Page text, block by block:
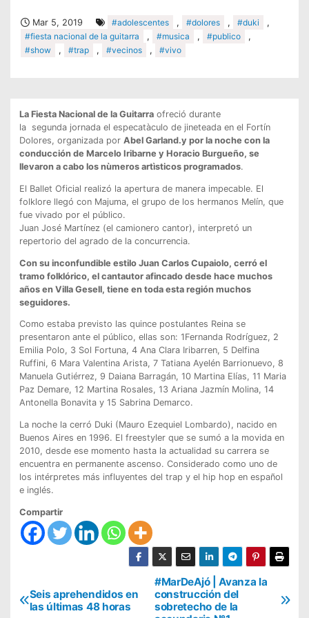
Mar 5, 2019 #adolescentes , #dolores , #duki
,
#fiesta nacional de la guitarra
, #musica , #publico
,
#show
, #trap , #vecinos , #vivo
La Fiesta Nacional de la Guitarraofreció durante
la segunda jornada el especatàculo de jineteada en el Fortín
Dolores, organizada por Abel Garland.y por la noche con la
conducción de Marcelo Iribarne y Horacio Burgueño, se
llevaron a cabo los nùmeros artìsticos programados.
El Ballet Oficial realizó la apertura de manera impecable. El
folklore llegó con Majuma, el grupo de los hermanos Melín, que
fue vivado por el público.
Juan José Martínez (el camionero cantor), interpretó un
repertorio del agrado de la concurrencia.
Con su inconfundible estilo Juan Carlos Cupaiolo, cerró el
tramo folklórico, el cantautor afincado desde hace muchos
años en Villa Gesell, tiene en toda esta región muchos
seguidores.
Como estaba previsto las quince postulantes Reina se
presentaron ante el público, ellas son: 1Fernanda Rodríguez, 2
Emilia Polo, 3 Sol Fortuna, 4 Ana Clara Iribarren, 5 Delfina
Ruffini, 6 Mara Valentina Arista, 7 Tatiana Ayelén Barrionuevo, 8
Manuela Gutiérrez, 9 Daiana Barragán, 10 Martina Elías, 11 Maria
Paz Demare, 12 Martina Rosales, 13 Ariana Jazmín Molina, 14
Antonella Bonavita y 15 Sabrina Demarco.
La noche la cerró Duki (Mauro Ezequiel Lombardo), nacido en
Buenos Aires en 1996. El freestyler que se sumó a la movida en
2010, desde ese momento hasta la actualidad su carrera se
encuentra en permanente ascenso. Considerado como uno de
los intérpretes más influyentes del trap y el hip hop en español
e inglés.
Compartir
a
#MarDeAjó | Avanza la
construcción del
sobretecho de la
Seis aprehendidos en
las últimas 48 horas